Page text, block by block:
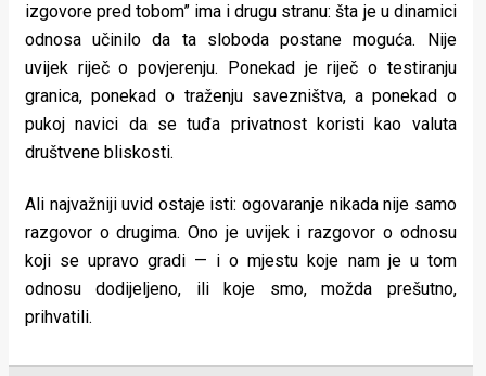
izgovore pred tobom” ima i drugu stranu: šta je u dinamici
odnosa učinilo da ta sloboda postane moguća. Nije
uvijek riječ o povjerenju. Ponekad je riječ o testiranju
granica, ponekad o traženju savezništva, a ponekad o
pukoj navici da se tuđa privatnost koristi kao valuta
društvene bliskosti.
Ali najvažniji uvid ostaje isti: ogovaranje nikada nije samo
razgovor o drugima. Ono je uvijek i razgovor o odnosu
koji se upravo gradi — i o mjestu koje nam je u tom
odnosu dodijeljeno, ili koje smo, možda prešutno,
prihvatili.